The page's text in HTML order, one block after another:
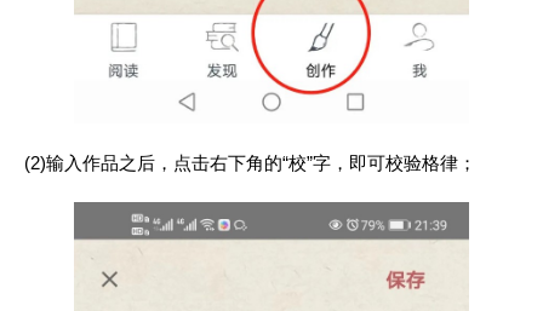
(2)输入作品之后，点击右下角的“校”字，即可校验格律；